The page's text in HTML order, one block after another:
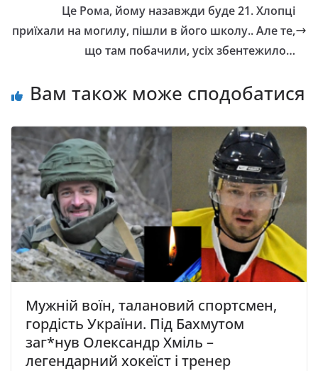
Це Рома, йому назавжди буде 21. Хлопці
приїхали на могилу, пішли в його школу.. Але те,
що там побачили, усіх збентежило…
Вам також може сподобатися
Мужній воїн, талановий спортсмен,
гордість України. Під Бахмутом
заг*нув Олександр Хміль –
легендарний хокеїст і тренер